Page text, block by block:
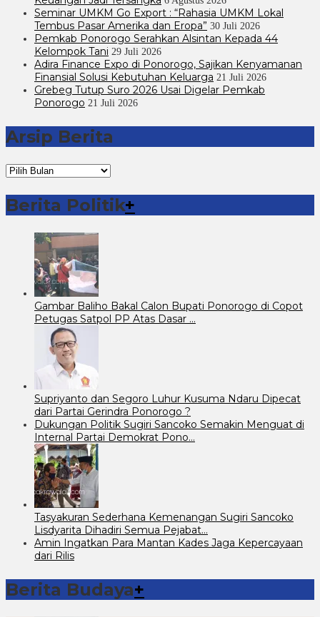
Seminar UMKM Go Export : “Rahasia UMKM Lokal
Tembus Pasar Amerika dan Eropa” 30 Juli 2026
Pemkab Ponorogo Serahkan Alsintan Kepada 44
Kelompok Tani 29 Juli 2026
Adira Finance Expo di Ponorogo, Sajikan Kenyamanan
Finansial Solusi Kebutuhan Keluarga 21 Juli 2026
Grebeg Tutup Suro 2026 Usai Digelar Pemkab
Ponorogo 21 Juli 2026
Arsip Berita
Arsip
Berita
Berita Politik+
Gambar Baliho Bakal Calon Bupati Ponorogo di Copot
Petugas Satpol PP Atas Dasar …
Supriyanto dan Segoro Luhur Kusuma Ndaru Dipecat
dari Partai Gerindra Ponorogo ?
Dukungan Politik Sugiri Sancoko Semakin Menguat di
Internal Partai Demokrat Pono…
Tasyakuran Sederhana Kemenangan Sugiri Sancoko
Lisdyarita Dihadiri Semua Pejabat…
Amin Ingatkan Para Mantan Kades Jaga Kepercayaan
dari Rilis
Berita Budaya+